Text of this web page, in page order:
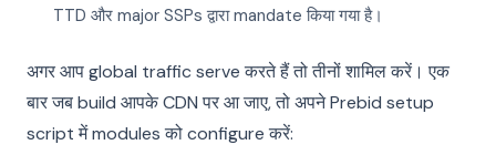
TTD और major SSPs द्वारा mandate किया गया है।
अगर आप global traffic serve करते हैं तो तीनों शामिल करें। एक
बार जब build आपके CDN पर आ जाए, तो अपने Prebid setup
script में modules को configure करें: